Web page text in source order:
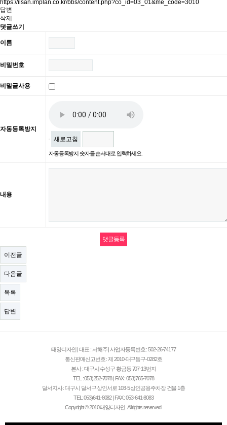
https://ilsan.implan.co.kr/bbs/content.php?co_id=03_01&me_code=3010
답변
삭제
댓글쓰기
이름
비밀번호
비밀글사용
자동등록방지
새로고침
자동등록방지 숫자를 순서대로 입력하세요.
내용
이전글
다음글
목록
답변
태양디자인 | 대표 : 서해주 | 사업자등록번호 : 502-26-74177
통신판매신고번호 : 제 2010-대구동구-0282호
본사 : 대구시 수성구 황금동 707-13번지
TEL : 053)252-7078 | FAX : 053)765-7078
달서지사 : 대구시 달서구 상인서로 103-5 상인공용주차장 건물 1층
TEL: 053)641-8082 | FAX : 053-641-8083
Copyright © 2010 태양디자인. All rights reserved.